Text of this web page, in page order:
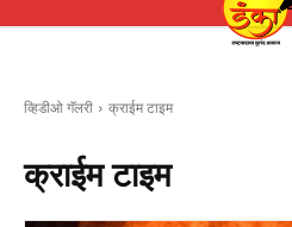
व्हिडीओ गॅलरी क्राईम टाइम
क्राईम टाइम